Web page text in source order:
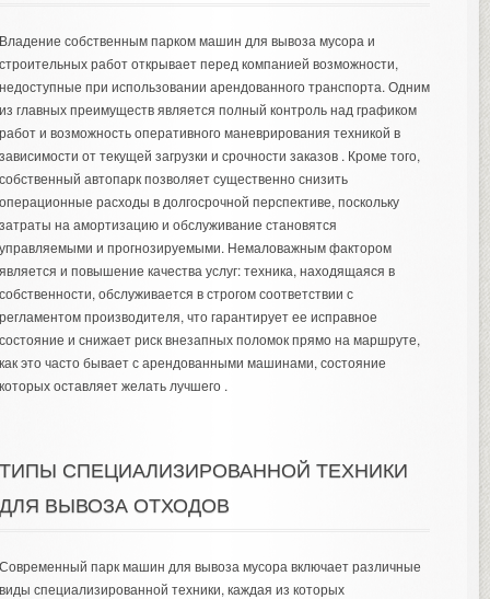
собственным парком машин для вывоза мусора и
работ открывает перед компанией возможности,
при использовании арендованного транспорта. Одним
главных преимуществ является полный контроль над графиком
и возможность оперативного маневрирования техникой в
от текущей загрузки и срочности заказов . Кроме того,
автопарк позволяет существенно снизить
расходы в долгосрочной перспективе, поскольку
на амортизацию и обслуживание становятся
и прогнозируемыми. Немаловажным фактором
и повышение качества услуг: техника, находящаяся в
обслуживается в строгом соответствии с
производителя, что гарантирует ее исправное
и снижает риск внезапных поломок прямо на маршруте,
это часто бывает с арендованными машинами, состояние
оставляет желать лучшего .
СПЕЦИАЛИЗИРОВАННОЙ ТЕХНИКИ
ВЫВОЗА ОТХОДОВ
парк машин для вывоза мусора включает различные
специализированной техники, каждая из которых